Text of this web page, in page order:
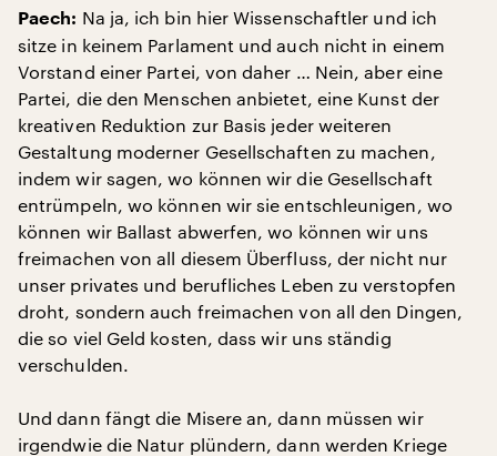
Paech: Na ja, ich bin hier Wissenschaftler und ich
sitze in keinem Parlament und auch nicht in einem
Vorstand einer Partei, von daher … Nein, aber eine
Partei, die den Menschen anbietet, eine Kunst der
kreativen Reduktion zur Basis jeder weiteren
Gestaltung moderner Gesellschaften zu machen,
indem wir sagen, wo können wir die Gesellschaft
entrümpeln, wo können wir sie entschleunigen, wo
können wir Ballast abwerfen, wo können wir uns
freimachen von all diesem Überfluss, der nicht nur
unser privates und berufliches Leben zu verstopfen
droht, sondern auch freimachen von all den Dingen,
die so viel Geld kosten, dass wir uns ständig
verschulden.
Und dann fängt die Misere an, dann müssen wir
irgendwie die Natur plündern, dann werden Kriege